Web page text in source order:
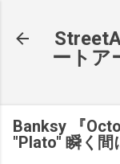
ートア
Banksy 『
"Plato" 瞬く間